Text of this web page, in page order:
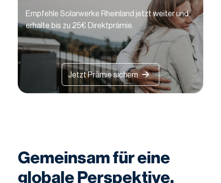
Empfehle Solarwerke Rheinland jetzt weiter und
erhalte bis zu 25€ Direktprämie.
Jetzt Prämie sichern
Gemeinsam für eine
globale Perspektive.